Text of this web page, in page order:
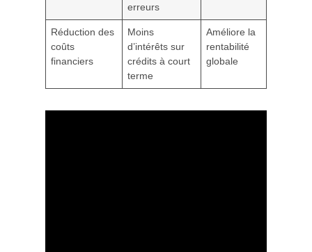
erreurs
Réduction des
coûts
financiers
Moins
d’intérêts sur
crédits à court
terme
Améliore la
rentabilité
globale